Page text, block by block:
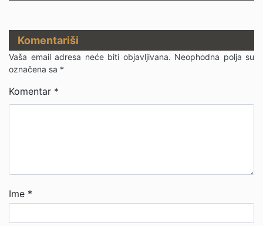
Komentariši
Vaša email adresa neće biti objavljivana. Neophodna polja su
označena sa *
Komentar *
Ime *